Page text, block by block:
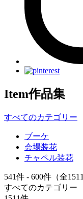
Item作品集
すべてのカテゴリー
ブーケ
会場装花
チャペル装花
541件 - 600件（全1511
すべてのカテゴリー